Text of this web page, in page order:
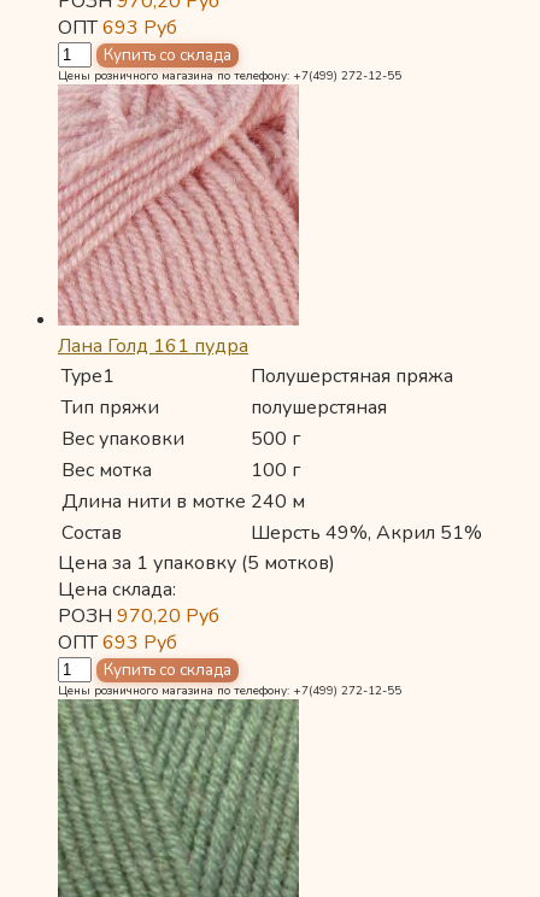
ОПТ693 Руб
Цены розничного магазина по телефону: +7(499) 272-12-55
Лана Голд 161 пудра
Type1
Полушерстяная пряжа
Тип пряжи
полушерстяная
Вес упаковки
500 г
Вес мотка
100 г
Длина нити в мотке 240 м
Состав
Шерсть 49%, Акрил 51%
Цена за 1 упаковку (5 мотков)
Цена склада:
РОЗН 970,20 Руб
ОПТ693 Руб
Цены розничного магазина по телефону: +7(499) 272-12-55